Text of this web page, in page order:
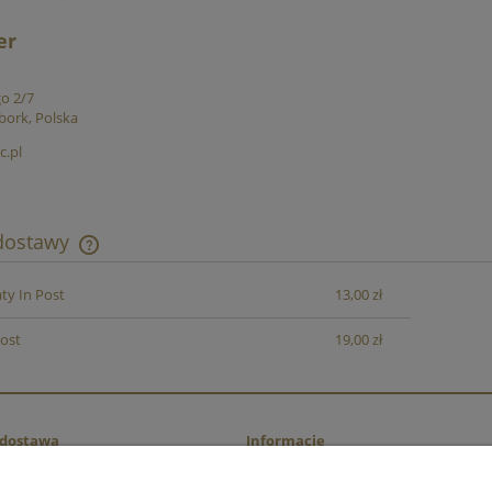
2/7
Polska
Cena nie zawiera ewentualnych kosztów
In Post 13,00 zł
19,00 zł
Informacje